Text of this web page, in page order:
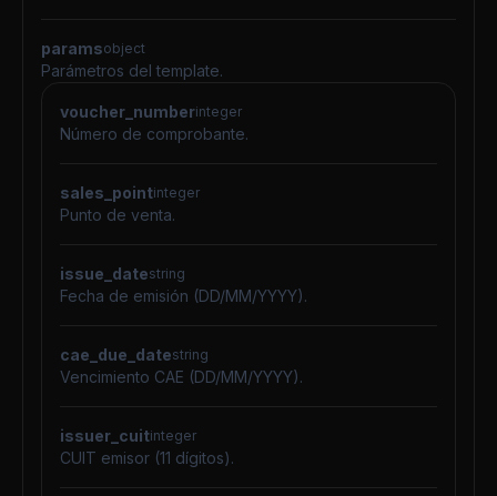
paramsobject
Parámetros del template.
voucher_numberinteger
Número de comprobante.
sales_pointinteger
Punto de venta.
issue_datestring
Fecha de emisión (DD/MM/YYYY).
cae_due_datestring
Vencimiento CAE (DD/MM/YYYY).
issuer_cuitinteger
CUIT emisor (11 dígitos).